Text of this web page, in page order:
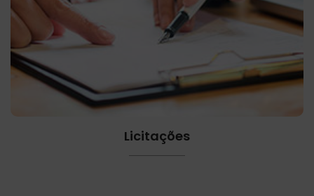
Licitações